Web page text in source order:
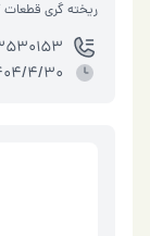
ریخته گری قطعات
4/30 15:02:21